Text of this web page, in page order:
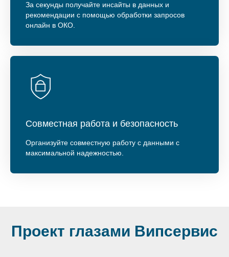
За секунды получайте инсайты в данных и
рекомендации с помощью обработки запросов
онлайн в ОКО.
Совместная работа и безопасность
Организуйте совместную работу с данными с
максимальной надежностью.
Проект глазами Випсервис